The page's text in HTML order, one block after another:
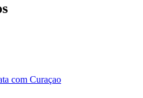
com Curaçao